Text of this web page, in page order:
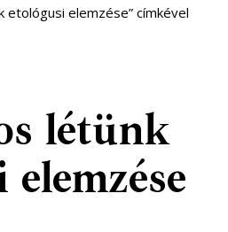
etológusi elemzése” címkével
létünk